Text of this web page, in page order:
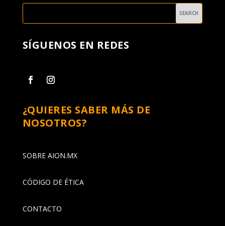
SÍGUENOS EN REDES
¿QUIERES SABER MÁS DE
NOSOTROS?
SOBRE AION.MX
CÓDIGO DE ÉTICA
CONTACTO